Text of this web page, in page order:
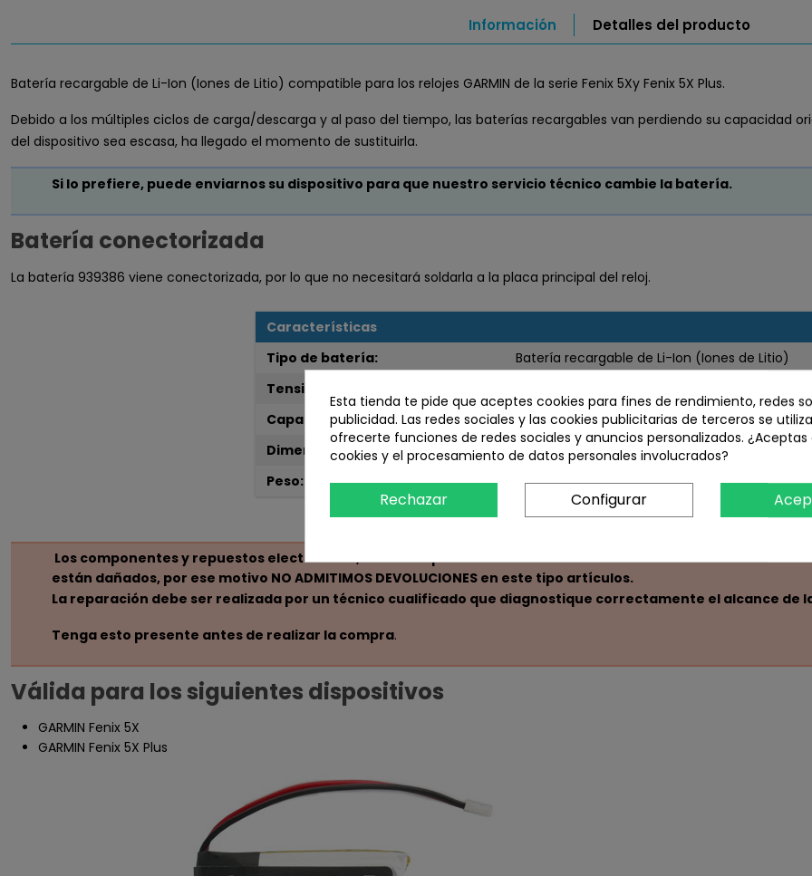
Información Detalles del producto
Batería recargable de Li-Ion (Iones de Litio) compatible para los relojes GARMIN de la serie Fenix 5Xy Fenix 5X Plus.
Debido a los múltiples ciclos de carga/descarga y al paso del tiempo, las baterías recargables van perdiendo su capacidad
del dispositivo sea escasa, ha llegado el momento de sustituirla.
Si lo prefiere, puede enviarnos su dispositivo para que nuestro servicio técnico cambie la batería.
Batería conectorizada
La batería 939386 viene conectorizada, por lo que no necesitará soldarla a la placa principal del reloj.
Características
Tipo de batería:
Batería recargable de Li-Ion (Iones de Litio)
Tensión nominal:
Capacidad nominal:
410mAh
Dimensiones:
37 x 24 x 5,4mm (ancho x largo x grueso)
Peso:
8g
Los componentes y repuestos electrónicos, son susceptibles de sufrir daños si se instalan
están dañados, por ese motivo NO ADMITIMOS DEVOLUCIONES en este tipo artículos.
La reparación debe ser realizada por un técnico cualificado que diagnostique correctamente el alcance de
Tenga esto presente antes de realizar la compra.
Válida para los siguientes dispositivos
GARMIN Fenix 5X
GARMIN Fenix 5X Plus
Esta tienda te pide que aceptes cookies para fines de rendimiento, redes
publicidad. Las redes sociales y las cookies publicitarias de terceros se
ofrecerte funciones de redes sociales y anuncios personalizados. ¿Aceptas
cookies y el procesamiento de datos personales involucrados?
Rechazar Configurar